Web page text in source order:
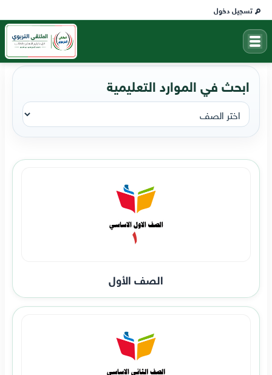
تسجيل دخول
ابحث في الموارد التعليمية
الصف الأول